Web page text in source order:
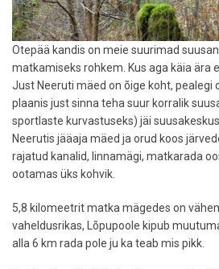
Otepää kandis on meie suurimad
matkamiseks rohkem. Kus aga käia ära
Just Neeruti mäed on õige koht, pealegi
plaanis just sinna teha suur korralik
sportlaste kurvastuseks) jäi
Neerutis jääaja mäed ja orud koos
rajatud kanalid, linnamägi, matkarada
ootamas üks kohvik.
5,8 kilomeetrit matka mägedes on
vaheldusrikas, Lõpupoole kipub
alla 6 km rada pole ju ka teab mis pikk.